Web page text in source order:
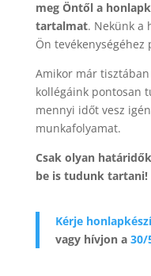
meg Öntől a
tartalmat. Nekünk a
Ön tevékenységéhez
Amikor már
kollégáink pontosan
mennyi időt vesz
munkafolyamat.
Csak olyan
be is tudunk tartani!
Kérje
vagy hívjon a 30/